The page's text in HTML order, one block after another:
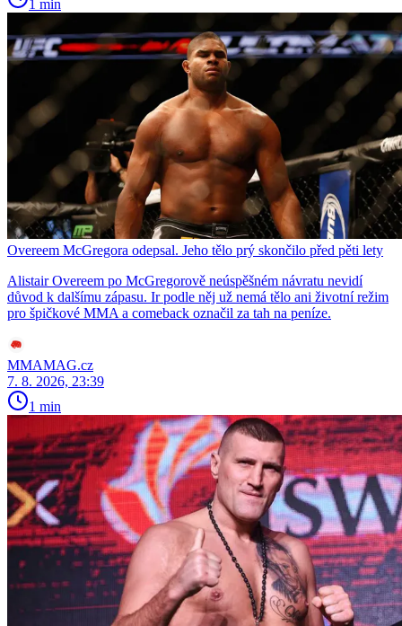
1 min
Overeem McGregora odepsal. Jeho tělo prý skončilo před pěti lety
Alistair Overeem po McGregorově neúspěšném návratu nevidí
důvod k dalšímu zápasu. Ir podle něj už nemá tělo ani životní režim
pro špičkové MMA a comeback označil za tah na peníze.
MMAMAG.cz
7. 8. 2026, 23:39
1 min